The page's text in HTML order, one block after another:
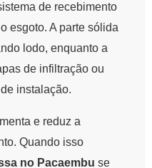
de recebimento
esgoto. A parte sólida
lodo, enquanto a
de infiltração ou
instalação.
e reduz a
Quando isso
no Pacaembu se